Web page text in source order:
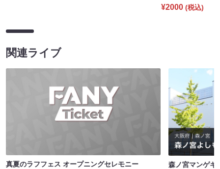
¥2000 (税込)
関連ライブ
真夏のラフフェス オープニングセレモニー
森ノ宮マンゲキ